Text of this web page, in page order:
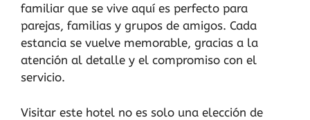
familiar que se vive aquí es perfecto para
parejas, familias y grupos de amigos. Cada
estancia se vuelve memorable, gracias a la
atención al detalle y el compromiso con el
servicio.
Visitar este hotel no es solo una elección de